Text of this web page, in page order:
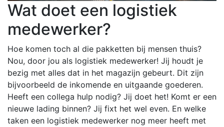
Wat doet een logistiek
medewerker?
Hoe komen toch al die pakketten bij mensen thuis?
Nou, door jou als logistiek medewerker! Jij houdt je
bezig met alles dat in het magazijn gebeurt. Dit zijn
bijvoorbeeld de inkomende en uitgaande goederen.
Heeft een collega hulp nodig? Jij doet het! Komt er een
nieuwe lading binnen? Jij fixt het wel even. En welke
taken een logistiek medewerker nog meer heeft met